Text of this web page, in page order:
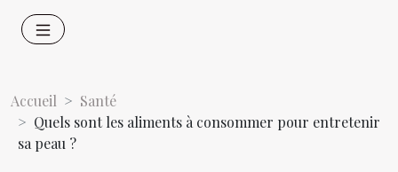
Accueil
Santé
Quels sont les aliments à consommer pour entretenir
sa peau ?